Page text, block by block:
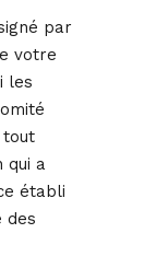
par
votre
les
tout
qui a
établi
des